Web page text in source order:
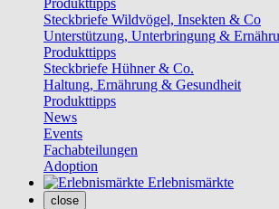
Produkttipps
Steckbriefe Wildvögel, Insekten & Co
Unterstützung, Unterbringung &
Produkttipps
Steckbriefe Hühner & Co.
Haltung, Ernährung & Gesundheit
Produkttipps
News
Events
Fachabteilungen
Adoption
Erlebnismärkte
close